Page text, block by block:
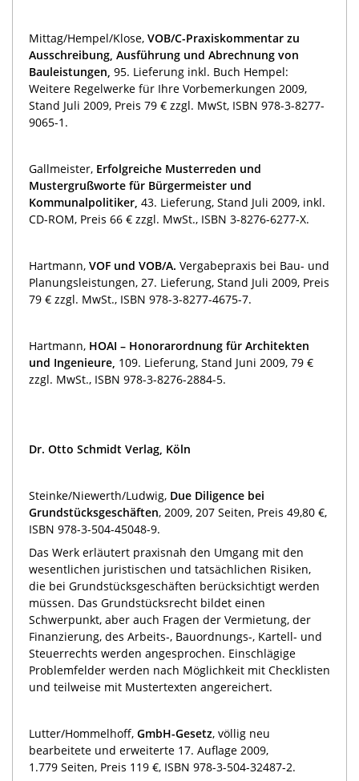
Mittag/Hempel/Klose, VOB/C-Praxiskommentar zu
Ausschreibung, Ausführung und Abrechnung von
Bauleistungen, 95. Lieferung inkl. Buch Hempel:
Weitere Regelwerke für Ihre Vorbemerkungen 2009,
Stand Juli 2009, Preis 79 € zzgl. MwSt, ISBN 978-3-8277-
9065-1.
Gallmeister, Erfolgreiche Musterreden und
Mustergrußworte für Bürgermeister und
Kommunalpolitiker, 43. Lieferung, Stand Juli 2009, inkl.
CD-ROM, Preis 66 € zzgl. MwSt., ISBN 3-8276-6277-X.
Hartmann, VOF und VOB/A. Vergabepraxis bei Bau- und
Planungsleistungen, 27. Lieferung, Stand Juli 2009, Preis
79 € zzgl. MwSt., ISBN 978-3-8277-4675-7.
Hartmann, HOAI – Honorarordnung für Architekten
und Ingenieure, 109. Lieferung, Stand Juni 2009, 79 €
zzgl. MwSt., ISBN 978-3-8276-2884-5.
Dr. Otto Schmidt Verlag, Köln
Steinke/Niewerth/Ludwig, Due Diligence bei
Grundstücksgeschäften, 2009, 207 Seiten, Preis 49,80 €,
ISBN 978-3-504-45048-9.
Das Werk erläutert praxisnah den Umgang mit den
wesentlichen juristischen und tatsächlichen Risiken,
die bei Grundstücksgeschäften berücksichtigt werden
müssen. Das Grundstücksrecht bildet einen
Schwerpunkt, aber auch Fragen der Vermietung, der
Finanzierung, des Arbeits-, Bauordnungs-, Kartell- und
Steuerrechts werden angesprochen. Einschlägige
Problemfelder werden nach Möglichkeit mit Checklisten
und teilweise mit Mustertexten angereichert.
Lutter/Hommelhoff, GmbH-Gesetz, völlig neu
bearbeitete und erweiterte 17. Auflage 2009,
1.779 Seiten, Preis 119 €, ISBN 978-3-504-32487-2.